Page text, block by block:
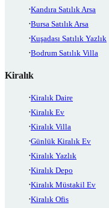
Kandıra Satılık Arsa
Bursa Satılık Arsa
Kuşadası Satılık Yazlık
Bodrum Satılık Villa
Kiralık
Kiralık Daire
Kiralık Ev
Kiralık Villa
Günlük Kiralık Ev
Kiralık Yazlık
Kiralık Depo
Kiralık Müstakil Ev
Kiralık Ofis